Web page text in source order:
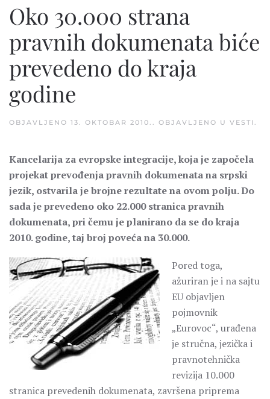
Oko 30.000 strana
pravnih dokumenata biće
prevedeno do kraja
godine
OBJAVLJENO 13. OKTOBAR 2010. . OBJAVLJENO U VESTI .
Kancelarija za evropske integracije, koja je započela
projekat prevođenja pravnih dokumenata na srpski
jezik, ostvarila je brojne rezultate na ovom polju. Do
sada je prevedeno oko 22.000 stranica pravnih
dokumenata, pri čemu je planirano da se do kraja
2010. godine, taj broj poveća na 30.000.
Pored toga,
ažuriran je i na sajtu
EU objavljen
pojmovnik
„Eurovoc“, urađena
je stručna, jezička i
pravnotehnička
revizija 10.000
stranica prevedenih dokumenata, završena priprema